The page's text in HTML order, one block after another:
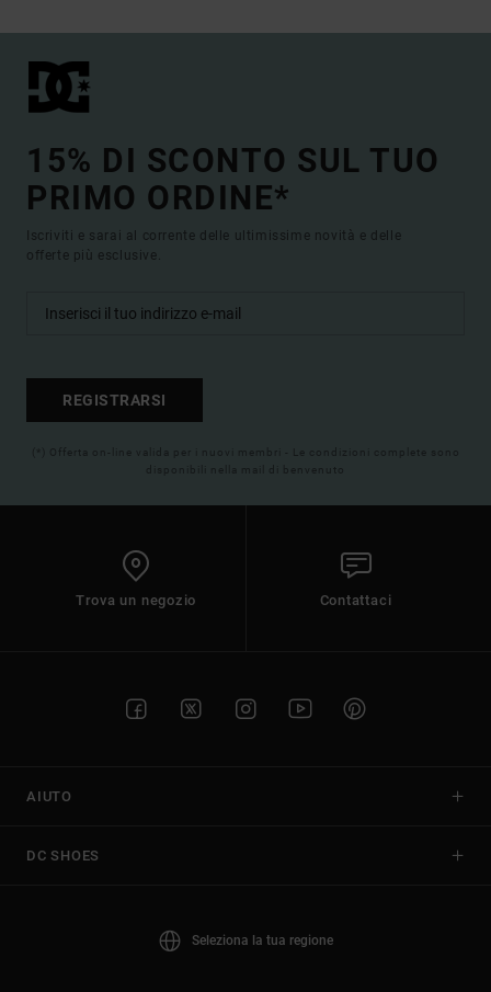
15% DI SCONTO SUL TUO
PRIMO ORDINE*
Iscriviti e sarai al corrente delle ultimissime novità e delle
offerte più esclusive.
REGISTRARSI
(*) Offerta on-line valida per i nuovi membri - Le condizioni complete sono
disponibili nella mail di benvenuto
Trova un negozio Contattaci
AIUTO
DC SHOES
Seleziona la tua regione